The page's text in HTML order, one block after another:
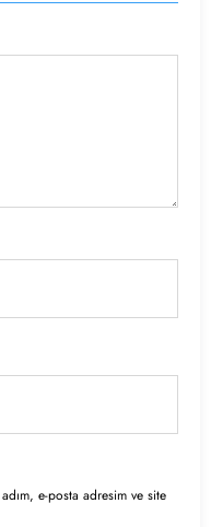
e-posta adresim ve site